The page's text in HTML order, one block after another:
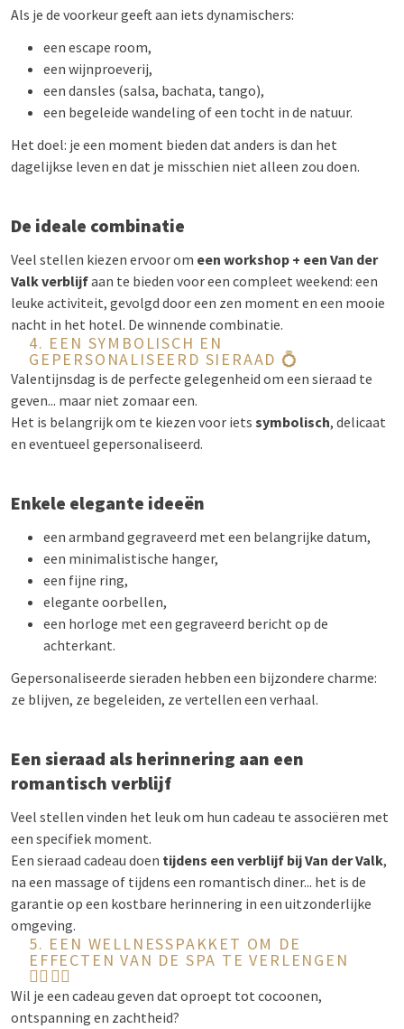
Als je de voorkeur geeft aan iets dynamischers:
een escape room,
een wijnproeverij,
een dansles (salsa, bachata, tango),
een begeleide wandeling of een tocht in de natuur.
Het doel: je een moment bieden dat anders is dan het
dagelijkse leven en dat je misschien niet alleen zou doen.
De ideale combinatie
Veel stellen kiezen ervoor om een workshop + een Van der
Valk verblijfaan te bieden voor een compleet weekend: een
leuke activiteit, gevolgd door een zen moment en een mooie
nacht in het hotel. De winnende combinatie.
4. EEN SYMBOLISCH EN
GEPERSONALISEERD SIERAAD 💍
Valentijnsdag is de perfecte gelegenheid om een sieraad te
geven... maar niet zomaar een.
Het is belangrijk om te kiezen voor iets symbolisch, delicaat
en eventueel gepersonaliseerd.
Enkele elegante ideeën
een armband gegraveerd met een belangrijke datum,
een minimalistische hanger,
een fijne ring,
elegante oorbellen,
een horloge met een gegraveerd bericht op de
achterkant.
Gepersonaliseerde sieraden hebben een bijzondere charme:
ze blijven, ze begeleiden, ze vertellen een verhaal.
Een sieraad als herinnering aan een
romantisch verblijf
Veel stellen vinden het leuk om hun cadeau te associëren met
een specifiek moment.
Een sieraad cadeau doen tijdens een verblijf bij Van der Valk,
na een massage of tijdens een romantisch diner... het is de
garantie op een kostbare herinnering in een uitzonderlijke
omgeving.
5. EEN WELLNESSPAKKET OM DE
EFFECTEN VAN DE SPA TE VERLENGEN
🧖‍♀️🧖‍♂️
Wil je een cadeau geven dat oproept tot cocoonen,
ontspanning en zachtheid?